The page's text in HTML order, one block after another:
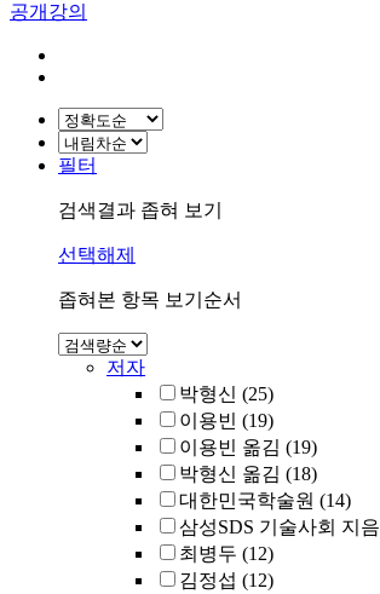
공개강의
필터
검색결과 좁혀 보기
선택해제
좁혀본 항목 보기순서
저자
박형신 (25)
이용빈 (19)
이용빈 옮김 (19)
박형신 옮김 (18)
대한민국학술원 (14)
삼성SDS 기술사회 지음
최병두 (12)
김정섭 (12)